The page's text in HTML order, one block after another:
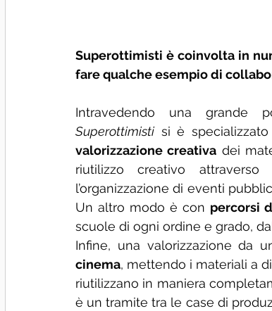
Superottimisti è coinvolta in
fare qualche esempio di
Intravedendo una grande
Superottimisti
valorizzazione creativa dei
riutilizzo creativo
l’organizzazione di eventi
Un altro modo è con percorsi
scuole di ogni ordine e grado,
cinema, mettendo i materiali a
riutilizzano in maniera
è un tramite tra le case di